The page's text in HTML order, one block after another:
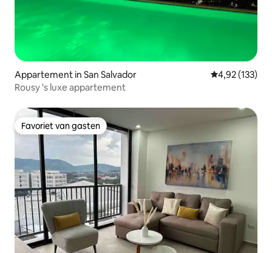
Appartement in San Salvador Gemiddelde
4,92 (133)
Rousy 's luxe appartement
Favoriet van gasten
Favoriet van gasten